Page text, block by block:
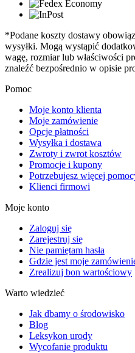
*Podane koszty dostawy
wysyłki. Mogą wystąpić
wagę, rozmiar lub właściwości
znaleźć bezpośrednio w opisie
Pomoc
Moje konto klienta
Moje zamówienie
Opcje płatności
Wysyłka i dostawa
Zwroty i zwrot kosztów
Promocje i kupony
Potrzebujesz więcej
Klienci firmowi
Moje konto
Zaloguj się
Zarejestruj się
Nie pamiętam hasła
Gdzie jest moje
Zrealizuj bon wartościowy
Warto wiedzieć
Jak dbamy o środowisko
Blog
Leksykon urody
Wycofanie produktu